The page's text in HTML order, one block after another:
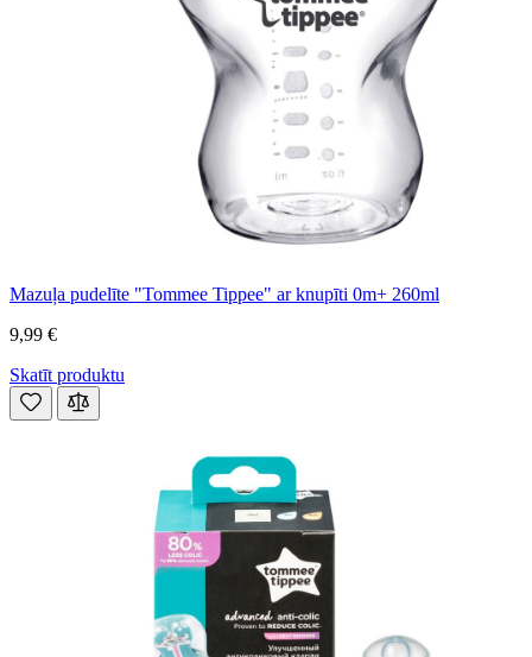
Mazuļa pudelīte "Tommee Tippee" ar knupīti 0m+ 260ml
9,99 €
Skatīt produktu